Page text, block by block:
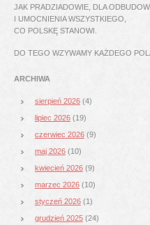
JAK PRADZIADOWIE, DLA
I UMOCNIENIA WSZYSTKIEGO,
CO POLSKĘ STANOWI.
DO TEGO WZYWAMY KAŻDEGO
ARCHIWA
sierpień 2026 (4)
lipiec 2026 (19)
czerwiec 2026 (9)
maj 2026 (10)
kwiecień 2026 (9)
marzec 2026 (10)
styczeń 2026 (1)
grudzień 2025 (24)